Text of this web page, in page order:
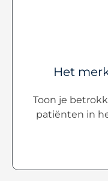
Het
Toon je
patiënten in